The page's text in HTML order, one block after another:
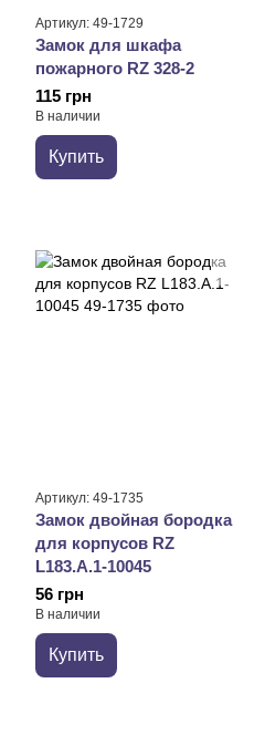
Артикул: 49-1729
Замок для шкафа
пожарного RZ 328-2
115 грн
В наличии
Купить
Артикул: 49-1735
Замок двойная бородка
для корпусов RZ
L183.A.1-10045
56 грн
В наличии
Купить